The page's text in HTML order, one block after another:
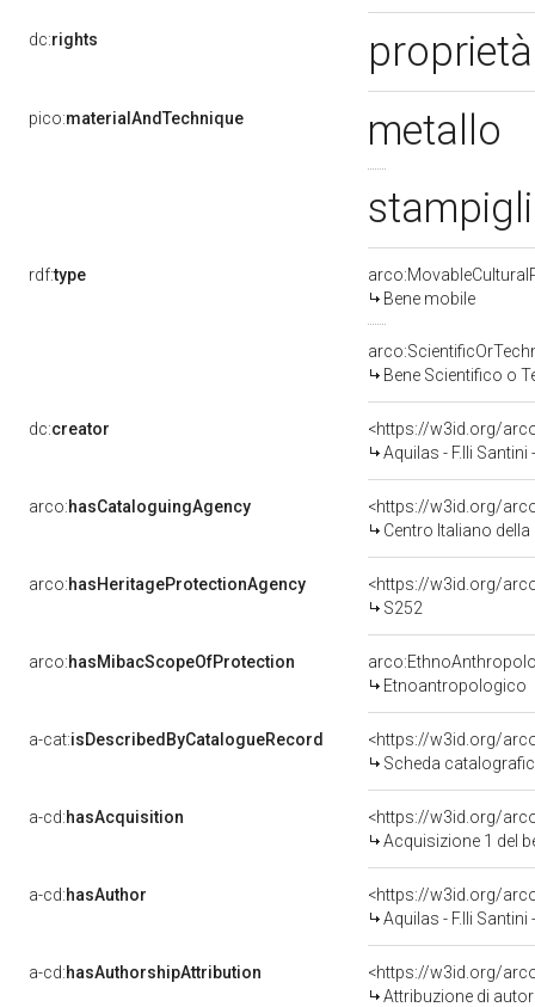
dc:rights
pico:materialAndTechnique
metallo
rdf:type
Bene mobile
Bene Scientifico o
dc:creator
<https://w3id.org/
Aquilas - F.lli Santini
arco:hasCataloguingAgency
<https://w3id.org/
Centro Italiano
arco:hasHeritageProtectionAgency
<https://w3id.org/
S252
arco:hasMibacScopeOfProtection
Etnoantropologico
a-cat:isDescribedByCatalogueRecord
<https://w3id.org/
Scheda
a-cd:hasAcquisition
<https://w3id.org/
Acquisizione 1 del
a-cd:hasAuthor
<https://w3id.org/
Aquilas - F.lli Santini
a-cd:hasAuthorshipAttribution
<https://w3id.org/
Attribuzione di